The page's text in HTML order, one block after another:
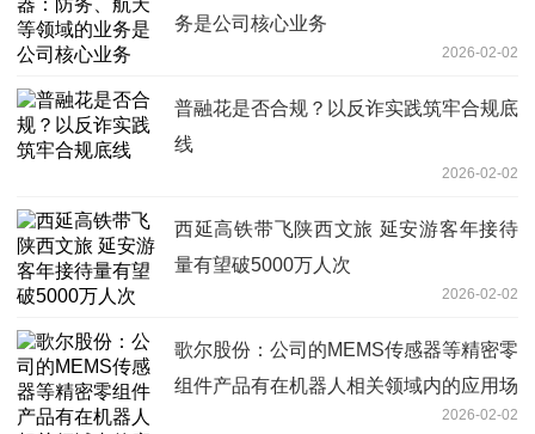
务是公司核心业务
2026-02-02
普融花是否合规？以反诈实践筑牢合规底
线
2026-02-02
西延高铁带飞陕西文旅 延安游客年接待
量有望破5000万人次
2026-02-02
歌尔股份：公司的MEMS传感器等精密零
组件产品有在机器人相关领域内的应用场
2026-02-02